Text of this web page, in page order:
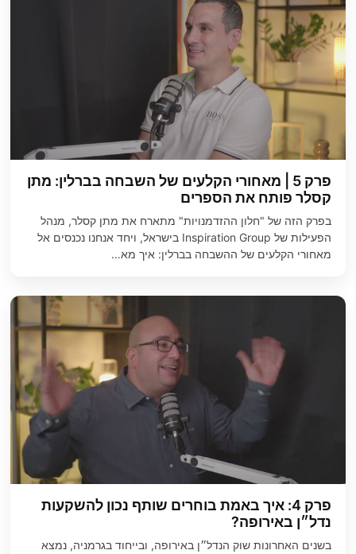
פרק 5 | מאחורי הקלעים של השבחה בברלין: מתן
קסלר פותח את הספרים
בפרק הזה של "חלון ההזדמנויות" מתארח את מתן קסלר, מנהל
הפעילות של Inspiration Group בישראל, ויחד אנחנו נכנסים אל
מאחורי הקלעים של ההשבחה בברלין: איך מא…
פרק 4: איך באמת בוחרים שותף נכון להשקעות
נדל״ן באירופה?
בשנים האחרונות שוק הנדל״ן באירופה, ובייחוד בגרמניה, נמצא